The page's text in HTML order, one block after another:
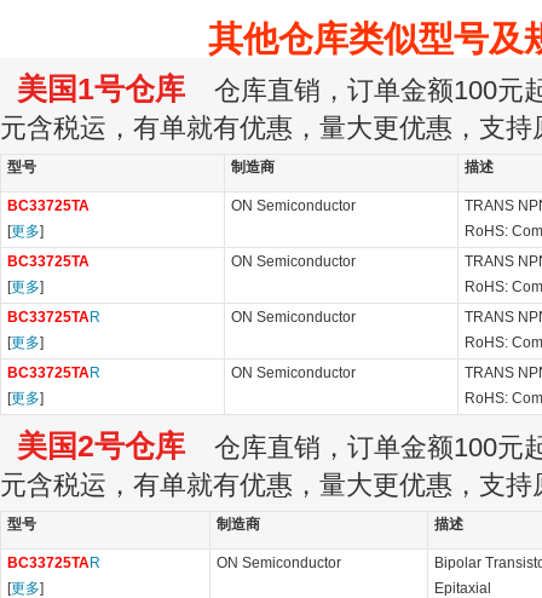
其他仓库类似型号及
美国1号仓库 仓库直销，订单金额100元
元含税运，有单就有优惠，量大更优惠，支持
型号 制造商 描述
BC33725TA
[更多]
ON Semiconductor
TRANS
RoHS:
BC33725TA
[更多]
ON Semiconductor
TRANS
RoHS:
BC33725TAR
[更多]
ON Semiconductor
TRANS
RoHS:
BC33725TAR
[更多]
ON Semiconductor
TRANS
RoHS:
美国2号仓库 仓库直销，订单金额100元
元含税运，有单就有优惠，量大更优惠，支持
型号 制造商 描述
BC33725TAR
[更多]
ON Semiconductor
Bipolar
Epitaxial